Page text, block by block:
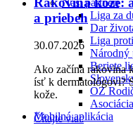
Naši partneri
Liga za
Dar
Liga
Národný
Beriete
OZ
Mobilná aplikácia
a priebeh
30.07.2026
Ako začína rakovina
ísť k dermatológovi?
kože.
Čítajte viac